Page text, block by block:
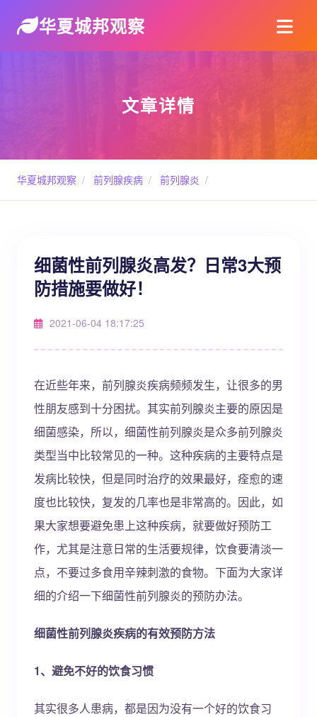
华夏城邦观察
文章详情
华夏城邦观察 / 前列腺疾病 / 前列腺炎 /
细菌性前列腺炎高发？日常3大预
防措施要做好！
2021-06-04 18:17:25
在近些年来，前列腺炎疾病频频发生，让很多的男
性朋友感到十分困扰。其实前列腺炎主要的原因是
细菌感染，所以，细菌性前列腺炎是众多前列腺炎
类型当中比较常见的一种。这种疾病的主要特点是
发病比较快，但是同时治疗的效果最好，痊愈的速
度也比较快，复发的几率也是非常高的。因此，如
果大家想要避免患上这种疾病，就要做好预防工
作，尤其是注意日常的生活要规律，饮食要清淡一
点，不要过多食用辛辣刺激的食物。下面为大家详
细的介绍一下细菌性前列腺炎的预防办法。
细菌性前列腺炎疾病的有效预防方法
1、避免不好的饮食习惯
其实很多人患病，都是因为没有一个好的饮食习